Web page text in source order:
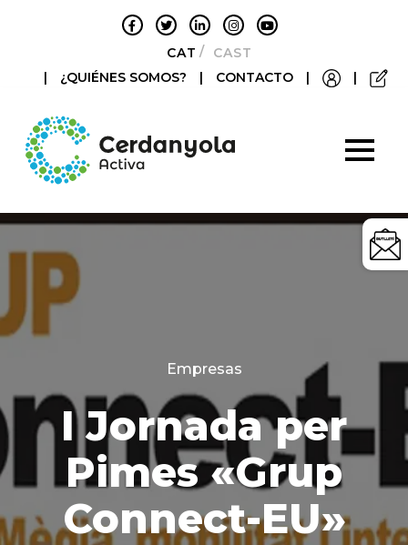
CATALÀCASTELLANO
|
¿QUIÉNES SOMOS? | CONTACTO | |
Categories
Empresas
I Jornada per
Pimes «Grup
Connect-EU»